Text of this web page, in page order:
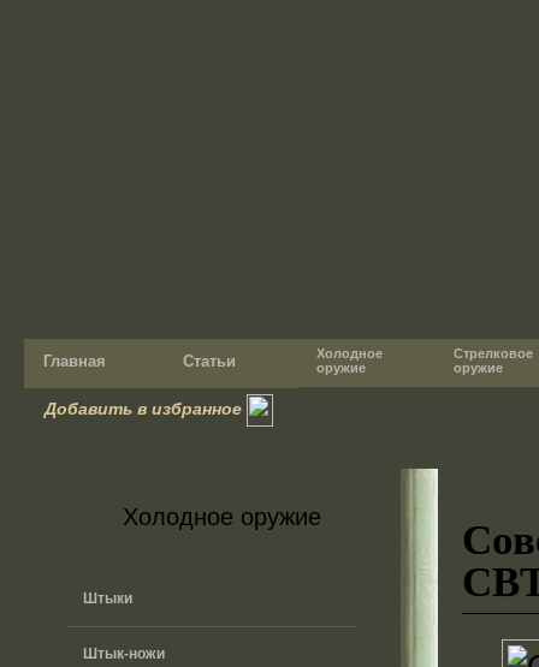
Главная Статьи
Холодное
оружие
Стрелковое
оружие
Добавить в избранное
Холодное оружие
Штыки
Штык-ножи